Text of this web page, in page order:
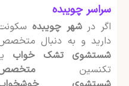
سراسر چویبده
اگر در شهر چویبدهسکونت
دارید و به دنبال متخصص
شستشوی تشک خوابیا
تکنسین
متخصص